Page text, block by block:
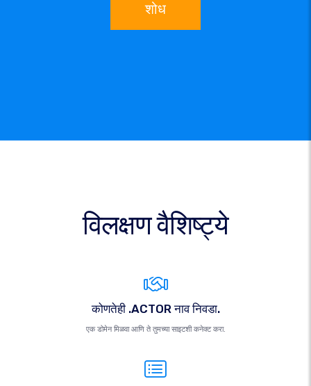
शोध
विलक्षण वैशिष्ट्ये
कोणतेही .ACTOR नाव निवडा.
एक डोमेन मिळवा आणि ते तुमच्या साइटशी कनेक्ट करा.